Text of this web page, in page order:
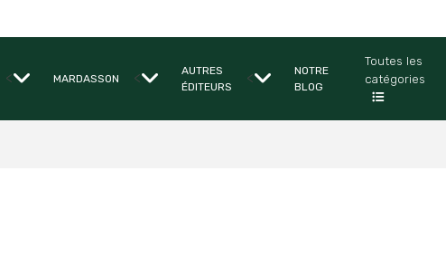
< MARDASSON <
AUTRES
ÉDITEURS
<
NOTRE
BLOG
Toutes les
catégories